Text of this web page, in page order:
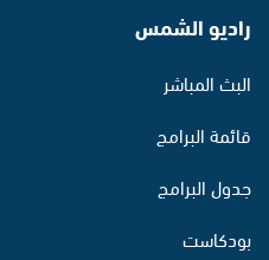
راديو الشمس
البث المباشر
قائمة البرامج
جدول البرامج
بودكاست